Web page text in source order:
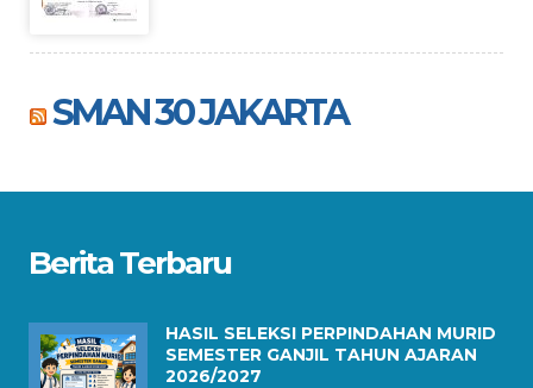
SMAN 30 JAKARTA
Berita Terbaru
HASIL SELEKSI PERPINDAHAN MURID
SEMESTER GANJIL TAHUN AJARAN
2026/2027